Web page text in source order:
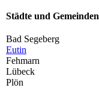
Städte und Gemeinden
Bad Segeberg
Eutin
Fehmarn
Lübeck
Plön